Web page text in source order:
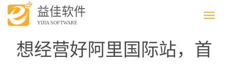
Menu
益佳软件
YIJIA SOFTWARE
想经营好阿里国际站，首